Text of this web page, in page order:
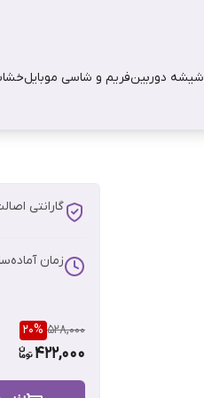
شیشه دوربینفریم و شاسی موبایل
گارانتی
زمان
528,000
20%
422,000